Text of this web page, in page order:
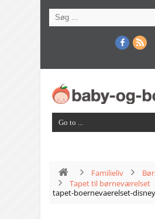
Familieliv
Tapet til børneværelset
tapet-boernevaerelset-